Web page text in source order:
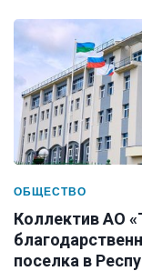
ОБЩЕСТВО
Коллектив АО
поселка в